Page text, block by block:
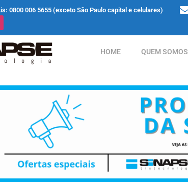
0800 006 5655 (exceto São Paulo capital e celulares)
HOME QUEM SOMOS